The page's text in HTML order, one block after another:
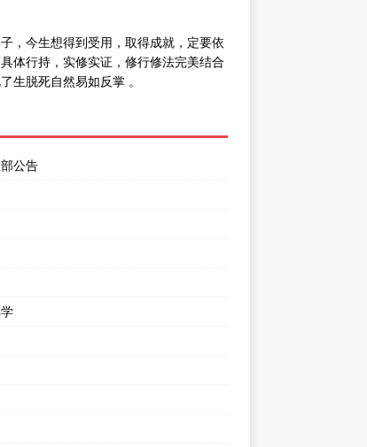
，今生想得到受用，取得成就，定要依
体行持，实修实证，修行修法完美结合
生脱死自然易如反掌 。
公告